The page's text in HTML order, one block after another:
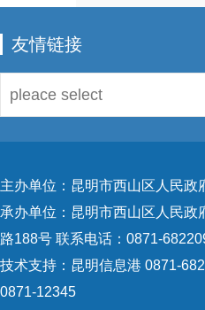
友情链接
主办单位：昆明市西山区人民政
承办单位：昆明市西山区人民
路188号 联系电话：0871-
技术支持： 昆明信息港 0871-
0871-12345